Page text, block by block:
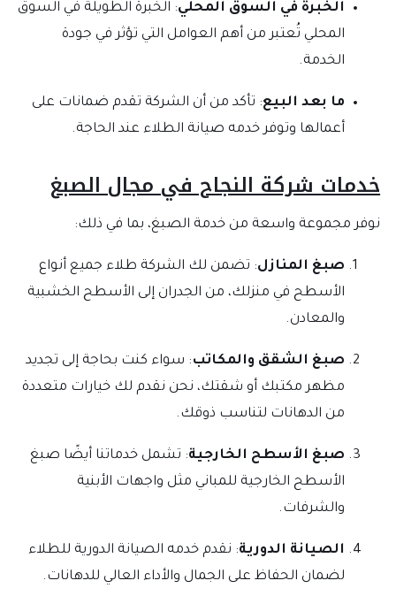
الخبرة في السوق المحلي: الخبرة الطويلة في السوق
المحلي تُعتبر من أهم العوامل التي تؤثر في جودة
الخدمة.
ما بعد البيع: تأكد من أن الشركة تقدم ضمانات على
أعمالها وتوفر خدمه صيانة الطلاء عند الحاجة.
خدمات شركة النجاح في مجال الصبغ
نوفر مجموعة واسعة من خدمة الصبغ، بما في ذلك:
صبغ المنازل: تضمن لك الشركة طلاء جميع أنواع
الأسطح في منزلك، من الجدران إلى الأسطح الخشبية
والمعادن.
صبغ الشقق والمكاتب: سواء كنت بحاجة إلى تجديد
مظهر مكتبك أو شقتك، نحن نقدم لك خيارات متعددة
من الدهانات لتناسب ذوقك.
صبغ الأسطح الخارجية: تشمل خدماتنا أيضًا صبغ
الأسطح الخارجية للمباني مثل واجهات الأبنية
والشرفات.
الصيانة الدورية: نقدم خدمه الصيانة الدورية للطلاء
لضمان الحفاظ على الجمال والأداء العالي للدهانات.